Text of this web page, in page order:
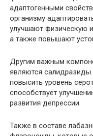
адаптогенными
организму
улучшают физическую
а также повышают
Другим важным
являются
повысить уровень
способствует
развития депрессии.
Также в составе